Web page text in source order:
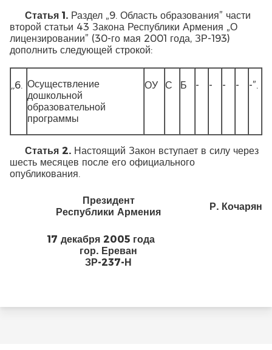
Статья 1. Раздел „9. Область образования” части
второй статьи 43 Закона Республики Армения „О
лицензировании” (30-го мая 2001 года, ЗР-193)
дополнить следующей строкой:
,,6. Осуществление
дошкольной
образовательной
программы
ОУ С Б - - - - -”.
Статья 2. Настоящий Закон вступает в силу через
шесть месяцев после его официального
опубликования.
Президент
Республики Армения
Р. Кочарян
17 декабря 2005 года
гор. Ереван
ЗР-237-Н